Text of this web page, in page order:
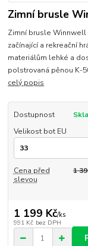
Zimní brusle
Zimní brusle Winnwell
začínající a rekreační
materiálům lehké a
polstrovaná pěnou K-
celý popis
Dostupnost
Velikost bot EU
Cena před
slevou
1
1 199 Kč/ks
991 Kč bez DPH